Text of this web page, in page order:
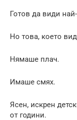
Готов да види
Но това, което
Нямаше плач.
Имаше смях.
Ясен, искрен
от години.